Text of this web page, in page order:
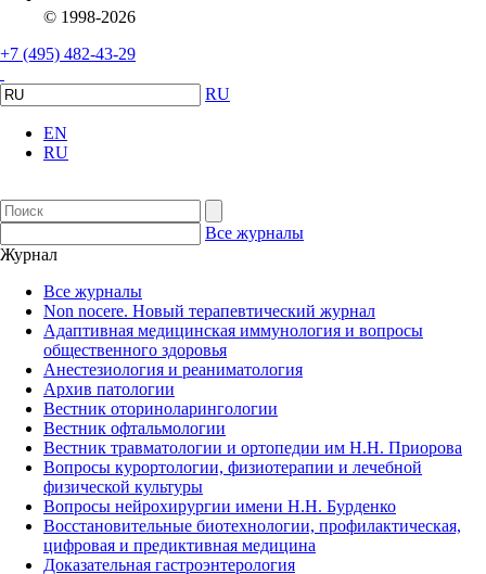
© 1998-2026
+7 (495) 482-43-29
RU
EN
RU
Все журналы
Журнал
Все журналы
Non nocere. Новый терапевтический журнал
Адаптивная медицинская иммунология и вопросы
общественного здоровья
Анестезиология и реаниматология
Архив патологии
Вестник оториноларингологии
Вестник офтальмологии
Вестник травматологии и ортопедии им Н.Н. Приорова
Вопросы курортологии, физиотерапии и лечебной
физической культуры
Вопросы нейрохирургии имени Н.Н. Бурденко
Восстановительные биотехнологии, профилактическая,
цифровая и предиктивная медицина
Доказательная гастроэнтерология